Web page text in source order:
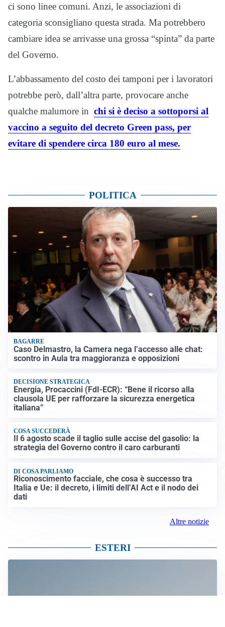
ci sono linee comuni. Anzi, le associazioni di
categoria sconsigliano questa strada. Ma potrebbero
cambiare idea se arrivasse una grossa “spinta” da parte
del Governo.
L’abbassamento del costo dei tamponi per i lavoratori
potrebbe però, dall’altra parte, provocare anche
qualche malumore in chi si è deciso a sottoporsi al
vaccino a seguito del decreto Green pass, per
evitare di spendere circa 180 euro al mese.
POLITICA
BAGARRE
Caso Delmastro, la Camera nega l’accesso alle chat:
scontro in Aula tra maggioranza e opposizioni
DECISIONE STRATEGICA
Energia, Procaccini (FdI-ECR): “Bene il ricorso alla
clausola UE per rafforzare la sicurezza energetica
italiana”
COSA SUCCEDERÀ
Il 6 agosto scade il taglio sulle accise del gasolio: la
strategia del Governo contro il caro carburanti
DI COSA PARLIAMO
Riconoscimento facciale, che cosa è successo tra
Italia e Ue: il decreto, i limiti dell’AI Act e il nodo dei
dati
Altre notizie
ESTERI